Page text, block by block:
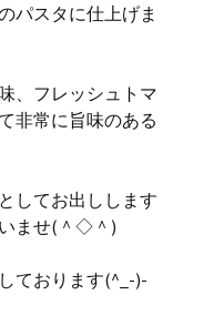
パスタに仕上げま
、フレッシュトマ
非常に旨味のある
してお出しします
ませ(＾◇＾)
ております(^_-)-